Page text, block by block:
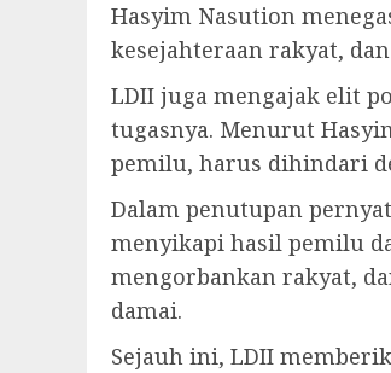
Hasyim Nasution
kesejahteraan rakyat,
LDII juga mengajak elit
tugasnya. Menurut
pemilu, harus dihindari
Dalam penutupan
menyikapi hasil pemilu
mengorbankan rakyat,
damai.
Sejauh ini, LDII